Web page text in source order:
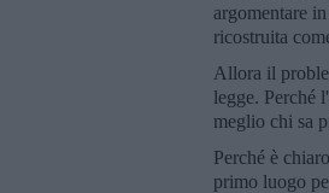
argomentare
ricostruita
Allora il
legge. Perché
meglio chi sa
Perché è
primo luogo